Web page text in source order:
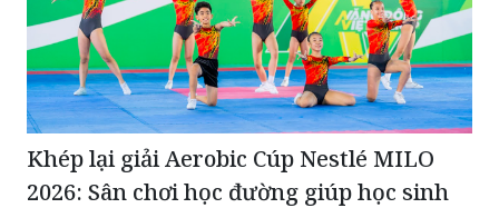
Khép lại giải Aerobic Cúp Nestlé MILO
2026: Sân chơi học đường giúp học sinh